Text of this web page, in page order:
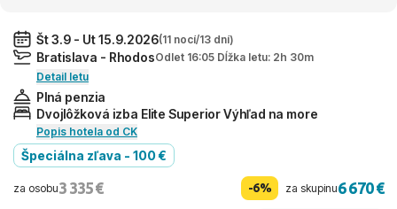
Št 3.9 - Ut 15.9.2026(11 nocí/13 dní)
Bratislava - RhodosOdlet 16:05 Dĺžka letu: 2h 30m
Detail letu
Plná penzia
Dvojlôžková izba Elite Superior Výhľad na more
Popis hotela od CK
Špeciálna zľava - 100 €
za osobu3 335 € -6% za skupinu6 670 €